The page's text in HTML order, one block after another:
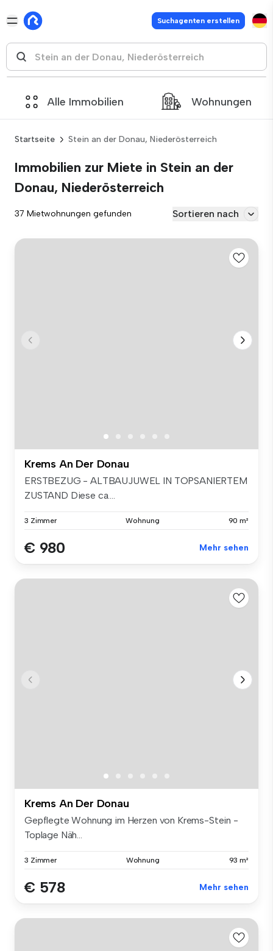
Suchagenten erstellen
Alle Immobilien Wohnungen
Startseite Stein an der Donau, Niederösterreich
Immobilien zur Miete in Stein an der
Donau, Niederösterreich
37 Mietwohnungen gefunden Sortieren nach
Krems An Der Donau
ERSTBEZUG - ALTBAUJUWEL IN TOPSANIERTEM
ZUSTAND Diese ca....
3 Zimmer Wohnung 90 m²
€ 980 Mehr sehen
Krems An Der Donau
Gepflegte Wohnung im Herzen von Krems-Stein -
Toplage Näh...
3 Zimmer Wohnung 93 m²
€ 578 Mehr sehen